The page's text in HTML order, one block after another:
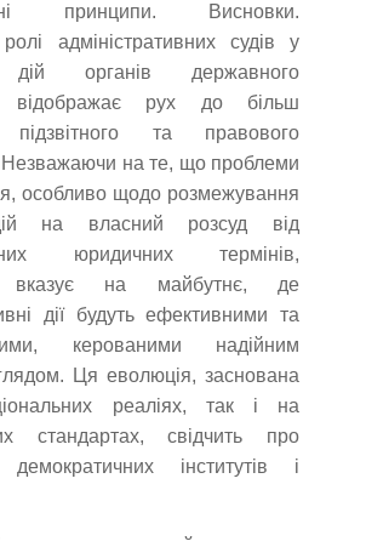
принципи. Висновки.
адміністративних судів у
дій органів державного
відображає рух до більш
підзвітного та правового
Незважаючи на те, що проблеми
особливо щодо розмежування
на власний розсуд від
юридичних термінів,
вказує на майбутнє, де
дії будуть ефективними та
керованими надійним
Ця еволюція, заснована
реаліях, так і на
стандартах, свідчить про
демократичних інститутів і